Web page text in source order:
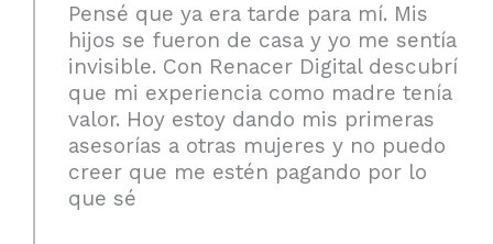
Pensé que ya era tarde para mí. Mis
hijos se fueron de casa y yo me sentía
invisible. Con Renacer Digital descubrí
que mi experiencia como madre tenía
valor. Hoy estoy dando mis primeras
asesorías a otras mujeres y no puedo
creer que me estén pagando por lo
que sé